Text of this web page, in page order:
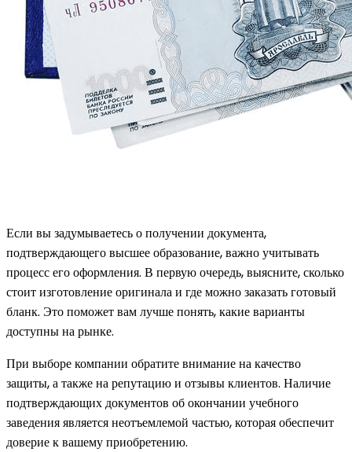
Если вы задумываетесь о получении документа,
подтверждающего высшее образование, важно учитывать
процесс его оформления. В первую очередь, выясните, сколько
стоит изготовление оригинала и где можно заказать готовый
бланк. Это поможет вам лучше понять, какие варианты
доступны на рынке.
При выборе компании обратите внимание на качество
защиты, а также на репутацию и отзывы клиентов. Наличие
подтверждающих документов об окончании учебного
заведения является неотъемлемой частью, которая обеспечит
доверие к вашему приобретению.